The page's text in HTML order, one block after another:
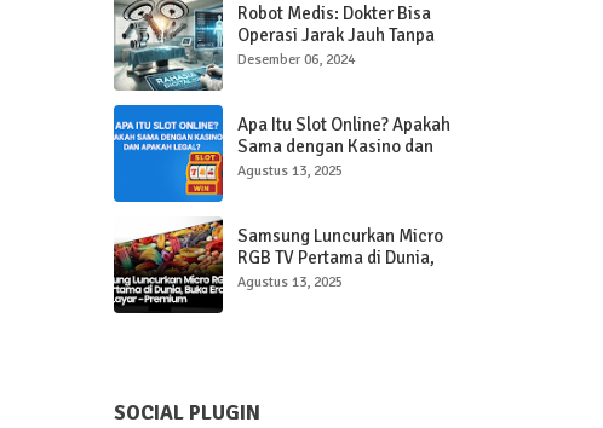
Robot Medis: Dokter Bisa
Operasi Jarak Jauh Tanpa
Hadir di Ruangan
Desember 06, 2024
Apa Itu Slot Online? Apakah
Sama dengan Kasino dan
Apakah Legal?
Agustus 13, 2025
Samsung Luncurkan Micro
RGB TV Pertama di Dunia,
Buka Era Baru Layar Ultra-
Agustus 13, 2025
SOCIAL PLUGIN